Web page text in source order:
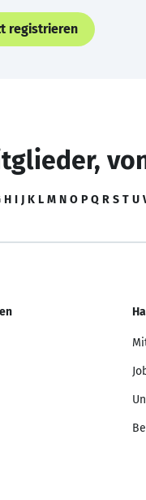
registrieren
H I J K L M N O P Q R S T U